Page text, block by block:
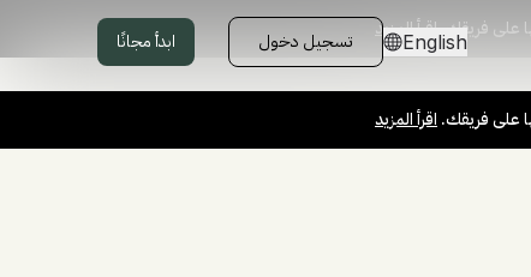
English تسجيل دخول ابدأ مجانًا
على فريقك. اقرأ المزيد
على فريقك.اقرأ المزيد